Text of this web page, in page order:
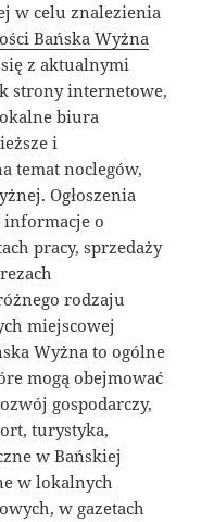
w celu znalezienia
Bańska Wyżna
z aktualnymi
strony internetowe,
biura
i
temat noclegów,
Ogłoszenia
informacje o
pracy, sprzedaży
rodzaju
miejscowej
Wyżna to ogólne
mogą obejmować
gospodarczy,
turystyka,
w Bańskiej
w lokalnych
w gazetach